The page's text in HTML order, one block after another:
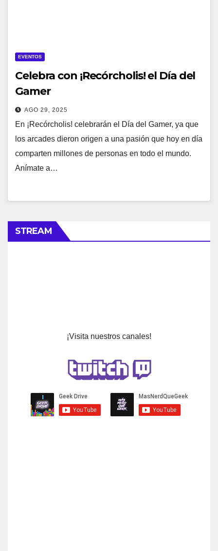
EVENTOS
Celebra con ¡Recórcholis! el Día del
Gamer
AGO 29, 2025
En ¡Recórcholis! celebrarán el Día del Gamer, ya que
los arcades dieron origen a una pasión que hoy en día
comparten millones de personas en todo el mundo.
Anímate a…
STREAM
¡Visita nuestros canales!